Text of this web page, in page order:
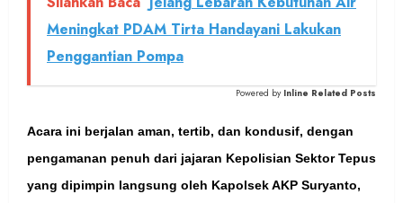
Meningkat PDAM Tirta Handayani Lakukan
Penggantian Pompa
Powered by Inline Related Posts
Acara ini berjalan aman, tertib, dan kondusif, dengan
pengamanan penuh dari jajaran Kepolisian Sektor Tepus
yang dipimpin langsung oleh Kapolsek AKP Suryanto,